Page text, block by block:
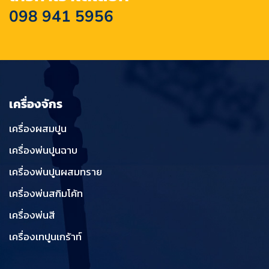
098 941 5956
เครื่องจักร
เครื่องผสมปูน
เครื่องพ่นปูนฉาบ
เครื่องพ่นปูนผสมทราย
เครื่องพ่นสกิมโค้ท
เครื่องพ่นสี
เครื่องเทปูนเกร้าท์